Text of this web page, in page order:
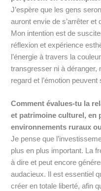
J’espère que les gens
auront envie de s’arrêter
Mon intention est de
réflexion et expérience
l’énergie à travers la
transgresser ni à déranger,
regard et l’émotion
Comment évalues-tu la
et patrimoine culturel, en
environnements ruraux
Je pense que
plus en plus important. La
à dire et peut encore
audacieux. Il est essentiel
créer en totale liberté, afin